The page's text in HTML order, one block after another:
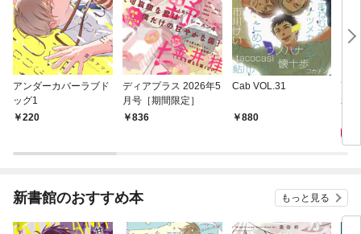
アンダーカバーラブド
ッグ1
220
ディアプラス 2026年5
月号［期間限定］
836
Cab VOL.31
880
高
れ
く
新書館のおすすめ本 もっと見る